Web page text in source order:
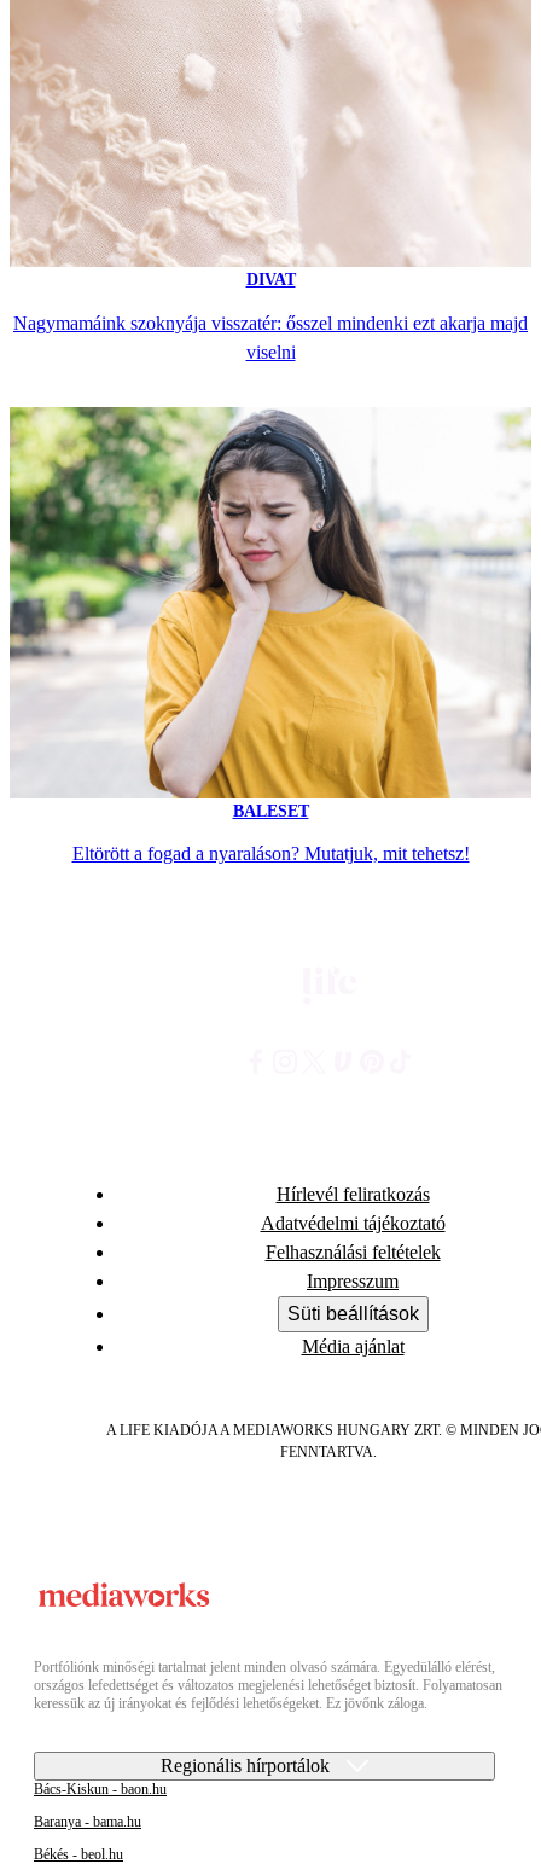
DIVAT
Nagymamáink szoknyája visszatér: ősszel mindenki ezt akarja majd
viselni
BALESET
Eltörött a fogad a nyaraláson? Mutatjuk, mit tehetsz!
Hírlevél feliratkozás
Adatvédelmi tájékoztató
Felhasználási feltételek
Impresszum
Süti beállítások
Média ajánlat
A LIFE KIADÓJA A MEDIAWORKS HUNGARY ZRT. © MINDEN
FENNTARTVA.
Portfóliónk minőségi tartalmat jelent minden olvasó számára. Egyedülálló elérést,
országos lefedettséget és változatos megjelenési lehetőséget biztosít. Folyamatosan
keressük az új irányokat és fejlődési lehetőségeket. Ez jövőnk záloga.
Regionális hírportálok
Bács-Kiskun - baon.hu
Baranya - bama.hu
Békés - beol.hu